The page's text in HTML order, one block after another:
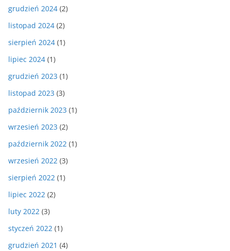
grudzień 2024 (2)
listopad 2024 (2)
sierpień 2024 (1)
lipiec 2024 (1)
grudzień 2023 (1)
listopad 2023 (3)
październik 2023 (1)
wrzesień 2023 (2)
październik 2022 (1)
wrzesień 2022 (3)
sierpień 2022 (1)
lipiec 2022 (2)
luty 2022 (3)
styczeń 2022 (1)
grudzień 2021 (4)